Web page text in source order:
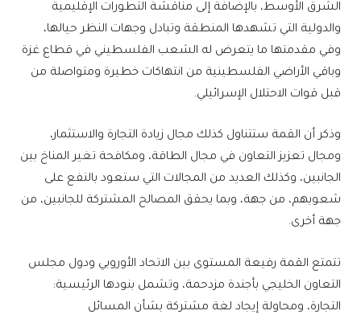
الشرق الأوسط، بالإضافة إلى مناقشة التطورات الإقليمية
والدولية التي تشهدها المنطقة وتبادل وجهات النظر حيالها،
وفي مقدمتها ما يتعرض له الشعب الفلسطيني في قطاع غزة
وباقي الأراضي الفلسطينية من انتهاكات خطيرة ومتواصلة من
قبل قوات الاحتلال الإسرائيلي.
وذكر أن القمة ستتناول كذلك مجال زيادة التجارة والاستثمار،
ومجال تعزيز التعاون في مجال الطاقة، ومكافحة تغير المناخ بين
الجانبين، وكذلك العديد من المجالات التي ستعود بالنفع على
شعوبهم، من جهة، وبما يحقق المصالح المشتركة للجانبين، من
جهة أخرى.
تتمتع القمة رفيعة المستوى بين الاتحاد الأوروبي ودول مجلس
التعاون الخليجي بأجندة مزدحمة، وتشمل بنودها الرئيسية:
التجارة، ومحاولة إيجاد لغة مشتركة بشأن المسائل